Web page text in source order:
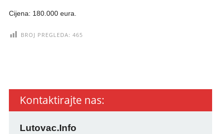
Cijena: 180.000 eura.
BROJ PREGLEDA: 465
Kontaktirajte nas:
Lutovac.Info